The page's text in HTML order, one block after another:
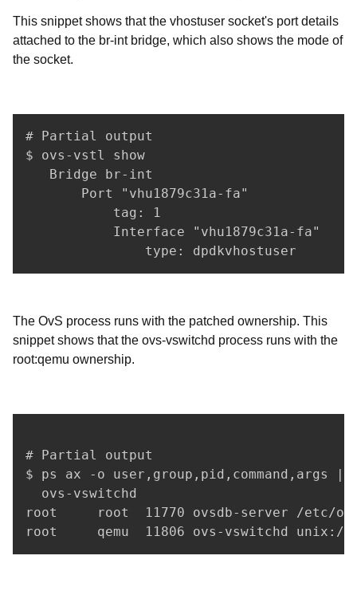
This snippet shows that the vhostuser socket's port details
attached to the br-int bridge, which also shows the mode of
the socket.
# Partial output
$ ovs-vstl show
   Bridge br-int
       Port "vhu1879c31a-fa"
           tag: 1
           Interface "vhu1879c31a-fa"
The OvS process runs with the patched ownership. This
snippet shows that the ovs-vswitchd process runs with the
root:qemu ownership.
# Partial output
$ ps ax -o user,group,pid,command,args
  ovs-vswitchd
root     root  11770 ovsdb-server /etc/